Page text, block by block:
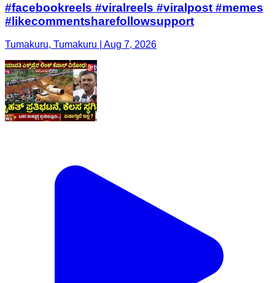
#facebookreels #viralreels #viralpost #memes
#likecommentsharefollowsupport
Tumakuru, Tumakuru | Aug 7, 2026